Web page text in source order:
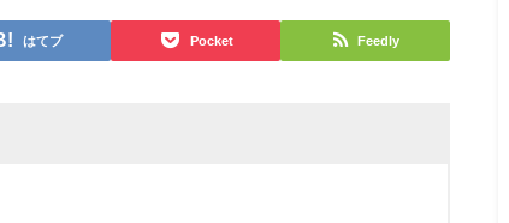
はてブ Pocket Feedly